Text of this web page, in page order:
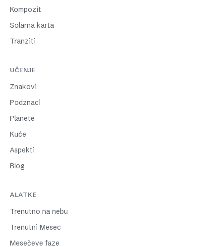
Kompozit
Solarna karta
Tranziti
UČENJE
Znakovi
Podznaci
Planete
Kuće
Aspekti
Blog
ALATKE
Trenutno na nebu
Trenutni Mesec
Mesečeve faze